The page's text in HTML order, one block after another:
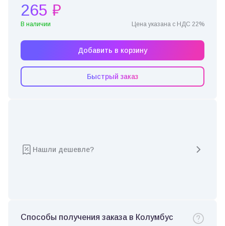
265 ₽
В наличии Цена указана с НДС 22%
Добавить в корзину
Быстрый заказ
Нашли дешевле?
Способы получения заказа в Колумбус